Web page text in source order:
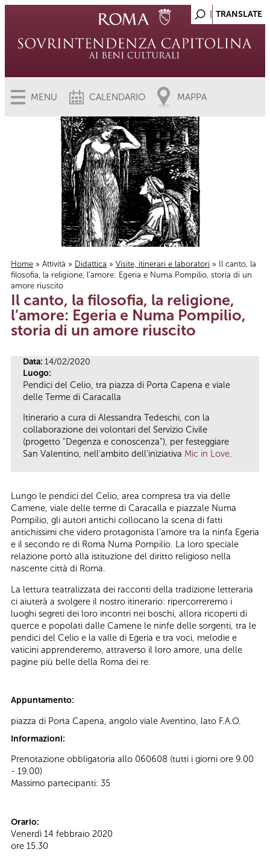
MENU CALENDARIO MAPPA
Tu sei qui
Home » Attività » Didattica » Visite, itinerari e laboratori » Il canto, la
filosofia, la religione, l’amore: Egeria e Numa Pompilio, storia di un
amore riuscito
Il canto, la filosofia, la religione,
l’amore: Egeria e Numa Pompilio,
storia di un amore riuscito
Data: 14/02/2020
Luogo:
Pendici del Celio, tra piazza di Porta Capena e viale
delle Terme di Caracalla
Itinerario a cura di Alessandra Tedeschi, con la
collaborazione dei volontari del Servizio Civile
(progetto "Degenza e conoscenza"), per festeggiare
San Valentino, nell'ambito dell'iniziativa Mic in Love.
Lungo le pendici del Celio, area compresa tra via delle
Camene, viale delle terme di Caracalla e piazzale Numa
Pompilio, gli autori antichi collocano la scena di fatti
antichissimi che videro protagonista l’amore tra la ninfa Egeria
e il secondo re di Roma Numa Pompilio. La loro speciale
relazione portò alla istituzione del diritto religioso nella
nascente città di Roma.
La lettura teatralizzata dei racconti della tradizione letteraria
ci aiuterà a svolgere il nostro itinerario: ripercorreremo i
luoghi segreti dei loro incontri nei boschi, allora ricoperti di
querce e popolati dalle Camene le ninfe delle sorgenti, tra le
pendici del Celio e la valle di Egeria e tra voci, melodie e
vaticini apprenderemo, attraverso il loro amore, una delle
pagine più belle della Roma dei re.
Appuntamento:
piazza di Porta Capena, angolo viale Aventino, lato F.A.O.
Informazioni:
Prenotazione obbligatoria allo 060608 (tutti i giorni ore 9.00
- 19.00)
Massimo partecipanti: 35
Orario:
Venerdì 14 febbraio 2020
ore 15.30